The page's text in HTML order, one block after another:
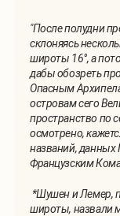
"После полудни
склоняясь
широты 16°, а
дабы обозреть
Опасным
островам сего
пространство по
осмотрено,
названий,
Французским
*Шушен и Лемер,
широты, назвали